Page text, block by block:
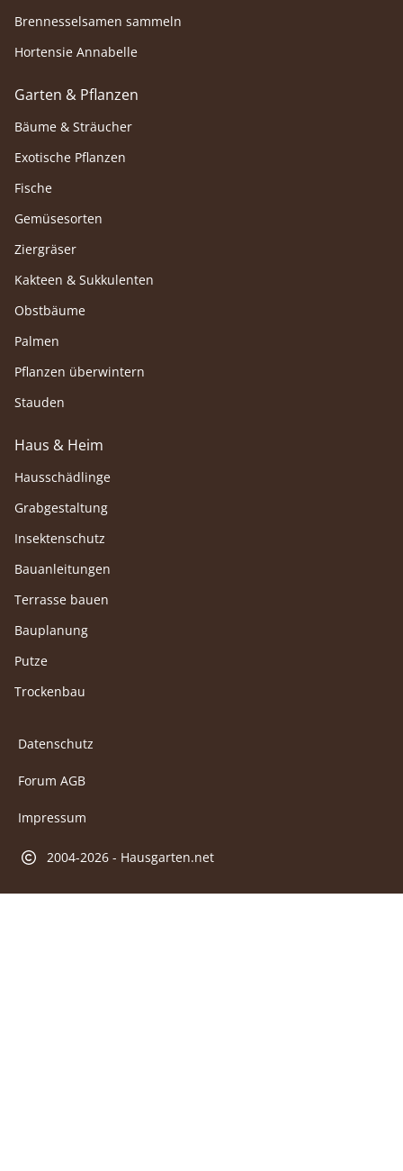
Brennesselsamen sammeln
Hortensie Annabelle
Garten & Pflanzen
Bäume & Sträucher
Exotische Pflanzen
Fische
Gemüsesorten
Ziergräser
Kakteen & Sukkulenten
Obstbäume
Palmen
Pflanzen überwintern
Stauden
Haus & Heim
Hausschädlinge
Grabgestaltung
Insektenschutz
Bauanleitungen
Terrasse bauen
Bauplanung
Putze
Trockenbau
Datenschutz
Forum AGB
Impressum
2004-2026 - Hausgarten.net